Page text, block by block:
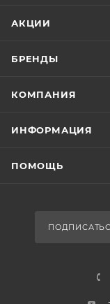
АКЦИИ
БРЕНДЫ
КОМПАНИЯ
ИНФОРМАЦИЯ
ПОМОЩЬ